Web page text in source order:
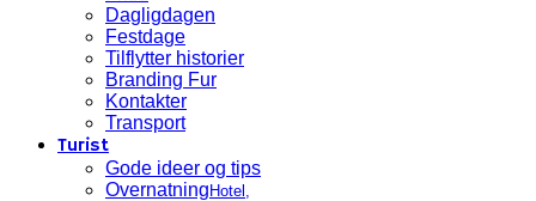
Dagligdagen
Festdage
Tilflytter historier
Branding Fur
Kontakter
Transport
Turist
Gode ideer og tips
Overnatning Hotel,